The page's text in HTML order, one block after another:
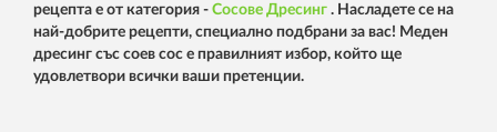
рецепта е от категория - Сосове Дресинг . Насладете се на
най-добрите рецепти, специално подбрани за вас! Меден
дресинг със соев сос е правилният избор, който ще
удовлетвори всички ваши претенции.